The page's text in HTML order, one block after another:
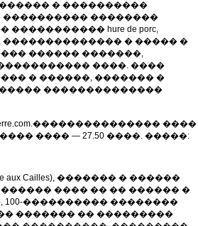
� ����������
���������� ��������
hure de porc,
� ����� �
������ �������,
����. ����
� ������, ������� �
��������������
lepreverre.com.��������������� ����
���� — 27.50 ����. �����:
Cailles), ������� � ������
������ ���� �� �� ������ �
���������� ��������
������� �� ���������